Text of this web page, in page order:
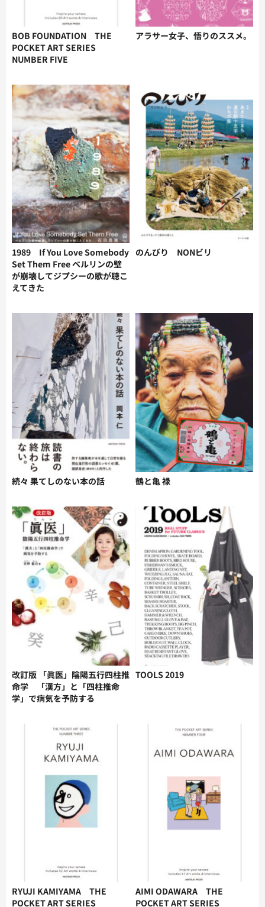
BOB FOUNDATION THE
POCKET ART SERIES
NUMBER FIVE
アラサー女子、悟りのススメ。
1989 If You Love Somebody
Set Them Free ベルリンの壁
が崩壊してジプシーの歌が聴こ
えてきた
のんびり NONビリ
続々 果てしのない本の話 鶴と亀 禄
改訂版 「眞医」陰陽五行四柱推
命学 「漢方」と「四柱推命
学」で病気を予防する
TOOLS 2019
RYUJI KAMIYAMA THE
POCKET ART SERIES
AIMI ODAWARA THE
POCKET ART SERIES